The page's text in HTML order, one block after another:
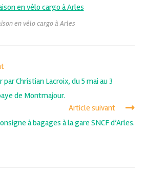
en vélo cargo à Arles
Christian Lacroix, du 5 mai au 3
de Montmajour.
Article suivant
à bagages à la gare SNCF d’Arles.